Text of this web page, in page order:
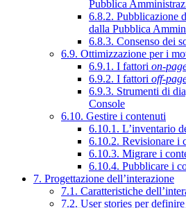
Pubblica
6.8.2. Pubblicazione
dalla Pubblica
6.8.3. Consenso dei
6.9. Ottimizzazione per i
6.9.1. I fattori on-
6.9.2. I fattori off-
6.9.3. Strumenti di
Console
6.10. Gestire i contenuti
6.10.1. L’inventario
6.10.2. Revisionare i
6.10.3. Migrare i
6.10.4. Pubblicare i
7. Progettazione dell’interazione
7.1. Caratteristiche
7.2. User stories per